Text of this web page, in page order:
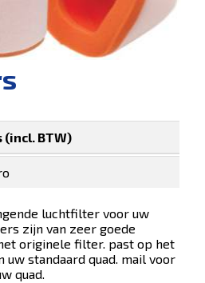
(incl. BTW)
luchtfilter voor uw
zijn van zeer goede
originele filter. past op het
standaard quad. mail voor
quad.